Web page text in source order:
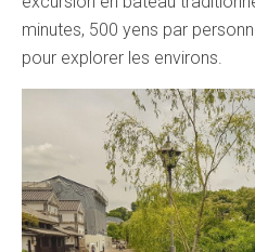
minutes, 500 yens par
pour explorer les environs.